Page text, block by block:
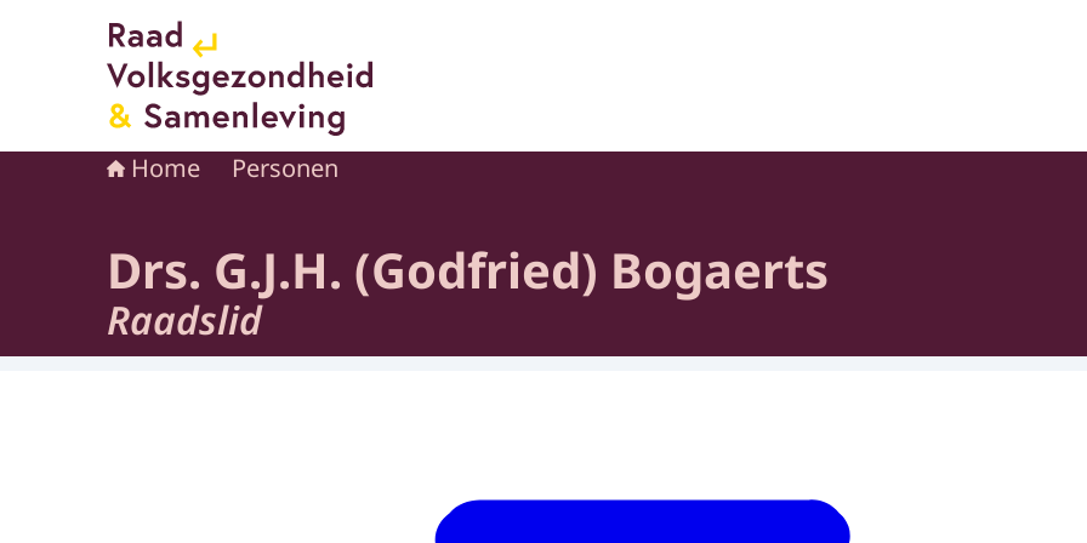
Naar de homepage van Raad voor Volksgezondheid en Samenleving
Home Personen
Drs. G.J.H. (Godfried) Bogaerts
Raadslid